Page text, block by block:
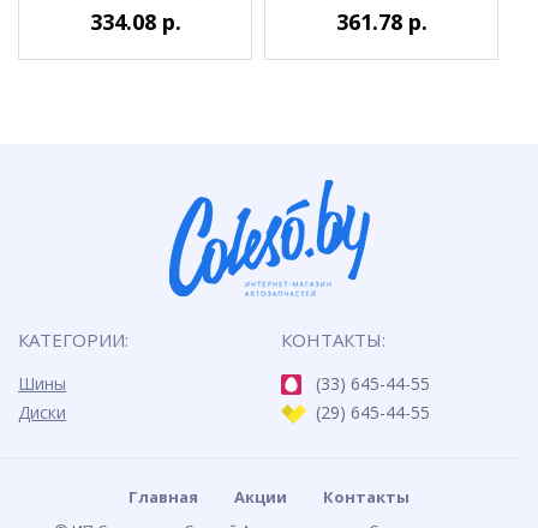
334.08 р. 361.78 р.
КАТЕГОРИИ:
Шины
Диски
КОНТАКТЫ:
(33) 645-44-55
(29) 645-44-55
Главная Акции
Контакты